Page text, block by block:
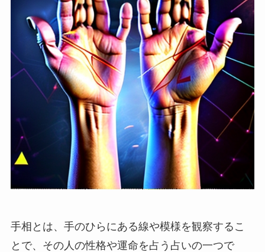
手相とは、手のひらにある線や模様を観察するこ
とで、その人の性格や運命を占う占いの一つで